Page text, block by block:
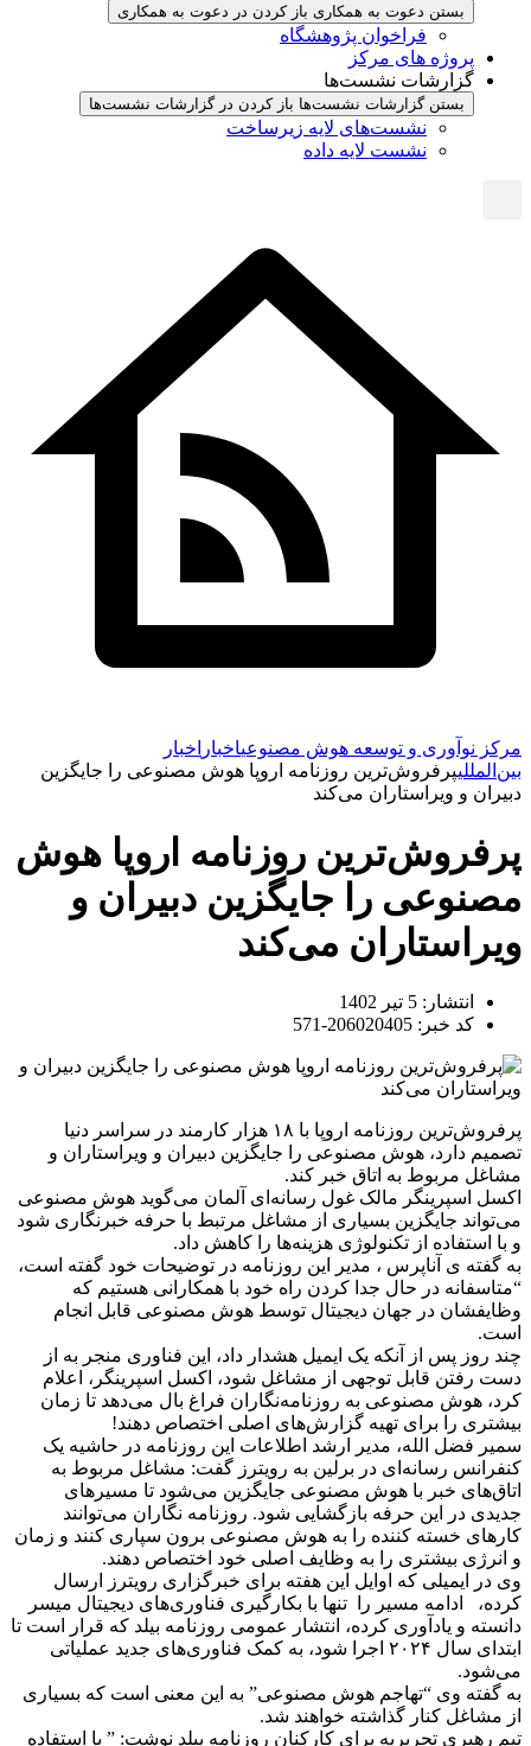
بستن دعوت به همکاری باز کردن در دعوت به همکاری
فراخوان پژوهشگاه
پروژه های مرکز
گزارشات نشست‌ها
بستن گزارشات نشست‌ها باز کردن در گزارشات نشست‌ها
نشست‌‌های لایه زیرساخت
نشست لایه داده
مرکز نوآوری و توسعه هوش مصنوعیاخبار اخبار
بین‌المللیپرفروش‌ترین روزنامه اروپا هوش مصنوعی را جایگزین
دبیران و ویراستاران می‌کند
پرفروش‌ترین روزنامه اروپا هوش
مصنوعی را جایگزین دبیران و
ویراستاران می‌کند
انتشار: 5 تیر 1402
کد خبر: 206020405-571
پرفروش‌ترین روزنامه اروپا با ۱۸ هزار کارمند در سراسر دنیا
تصمیم دارد، هوش مصنوعی را جایگزین دبیران و ویراستاران و
مشاغل مربوط به اتاق خبر کند.
اکسل اسپرینگر مالک غول رسانه‌ای آلمان می‌گوید هوش مصنوعی
می‌تواند جایگزین بسیاری از مشاغل مرتبط با حرفه خبرنگاری شود
و با استفاده از تکنولوژی هزینه‌ها را کاهش داد.
به گفته ی آناپرس ، مدیر این روزنامه در توضیحات خود گفته است،
“متاسفانه در حال جدا کردن راه خود با همکارانی هستیم که
وظایفشان در جهان دیجیتال توسط هوش مصنوعی قابل انجام
است.
چند روز پس از آنکه یک ایمیل هشدار داد، این فناوری منجر به از
دست رفتن قابل توجهی از مشاغل شود، اکسل اسپرینگر، اعلام
کرد، هوش مصنوعی به روزنامه‌نگاران فراغ بال می‌دهد تا زمان
بیشتری را برای تهیه گزارش‌های اصلی اختصاص دهند!
سمیر فضل الله، مدیر ارشد اطلاعات این روزنامه در حاشیه یک
کنفرانس رسانه‌ای در برلین به رویترز گفت: مشاغل مربوط به
اتاق‌های خبر با هوش مصنوعی جایگزین می‌شود تا مسیر‌های
جدیدی در این حرفه بازگشایی شود. روزنامه نگاران می‌توانند
کار‌های خسته کننده را به هوش مصنوعی برون سپاری کنند و زمان
و انرژی بیشتری را به وظایف اصلی خود اختصاص دهند.
وی در ایمیلی که اوایل این هفته برای خبرگزاری رویترز ارسال
کرده، ادامه مسیر را تنها با بکارگیری فناوری‌های دیجیتال میسر
دانسته و یادآوری کرده، انتشار عمومی روزنامه بیلد که قرار است تا
ابتدای سال ۲۰۲۴ اجرا شود، به کمک فناوری‌های جدید عملیاتی
می‌شود.
به گفته وی “تهاجم هوش مصنوعی” به این معنی است که بسیاری
از مشاغل کنار گذاشته خواهند شد.
تیم رهبری تحریریه برای کارکنان روزنامه بیلد نوشت: ” با استفاده